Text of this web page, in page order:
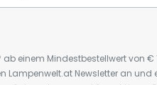
ab einem Mindestbestellwert von €
Lampenwelt.at Newsletter an